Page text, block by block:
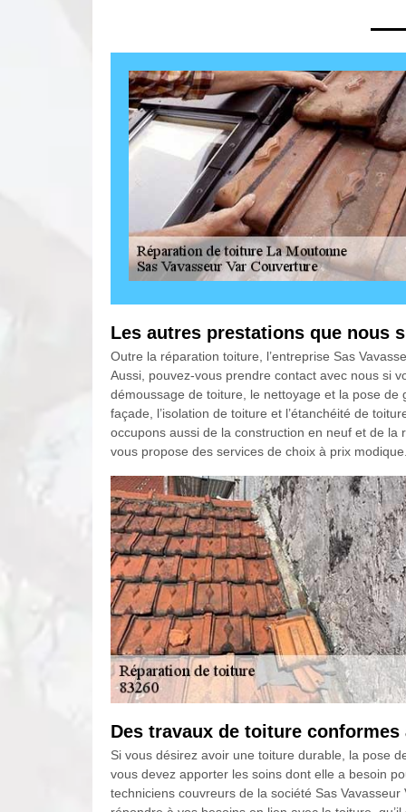
Les autres prestations que nous
Outre la réparation toiture, l’entreprise Sas
Aussi, pouvez-vous prendre contact avec nous si
démoussage de toiture, le nettoyage et la pose
façade, l’isolation de toiture et l’étanchéité de
occupons aussi de la construction en neuf et de
vous propose des services de choix à prix modique.
Des travaux de toiture conformes
Si vous désirez avoir une toiture durable, la pose
vous devez apporter les soins dont elle a besoin
techniciens couvreurs de la société Sas